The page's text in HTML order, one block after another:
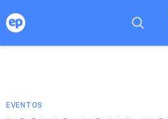
EVENTOS